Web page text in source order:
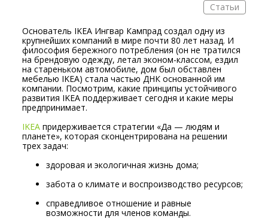
Статьи
Основатель IKEA Ингвар Кампрад создал одну из
крупнейших компаний в мире почти 80 лет назад. И
философия бережного потребления (он не тратился
на брендовую одежду, летал эконом-классом, ездил
на стареньком автомобиле, дом был обставлен
мебелью IKEA) стала частью ДНК основанной им
компании. Посмотрим, какие принципы устойчивого
развития IKEA поддерживает сегодня и какие меры
предпринимает.
IKEA придерживается стратегии «Да — людям и
планете», которая сконцентрирована на решении
трех задач:
здоровая и экологичная жизнь дома;
забота о климате и воспроизводство ресурсов;
справедливое отношение и равные
возможности для членов команды.